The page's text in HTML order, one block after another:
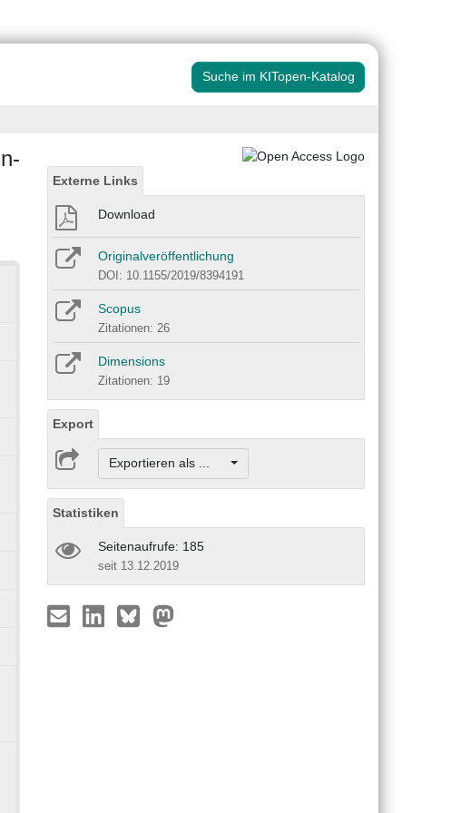
Suche im KITopen-Katalog
Externe Links
Download
Originalveröffentlichung
DOI: 10.1155/2019/8394191
Scopus
Zitationen: 26
Dimensions
Zitationen: 19
Export
Exportieren als ...
Statistiken
Seitenaufrufe: 185
seit 13.12.2019